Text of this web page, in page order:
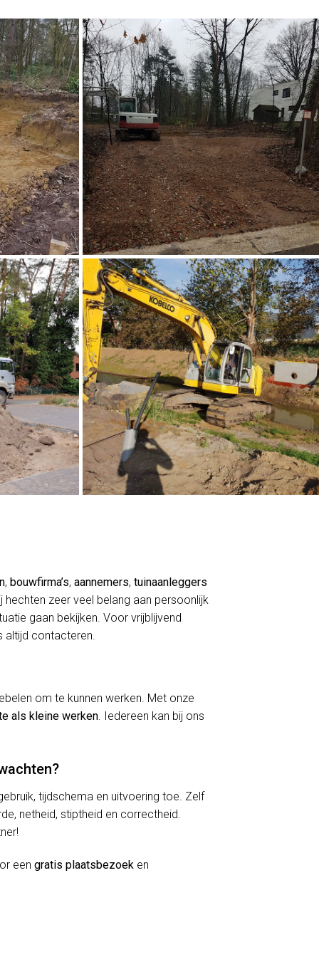
, bouwfirma’s, aannemers, tuinaanleggers
hechten zeer veel belang aan persoonlijk
gaan bekijken. Voor vrijblijvend
altijd contacteren.
om te kunnen werken. Met onze
als kleine werken. Iedereen kan bij ons
tijdschema en uitvoering toe. Zelf
netheid, stiptheid en correctheid.
een gratis plaatsbezoek en